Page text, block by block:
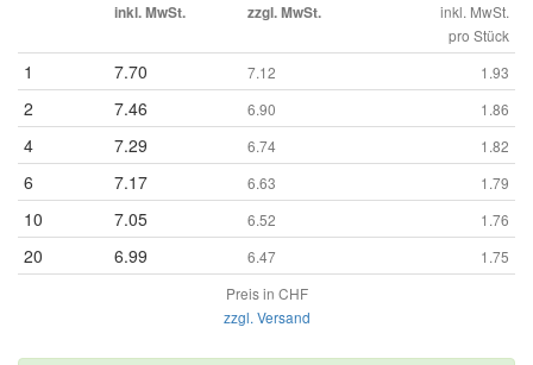
inkl. MwSt.
zzgl. MwSt.
inkl. MwSt.
pro Stück
1 7.70 7.12 1.93
2 7.46 6.90 1.86
4 7.29 6.74 1.82
6 7.17 6.63 1.79
10 7.05 6.52 1.76
20 6.99 6.47
1.75
Preis in CHF
zzgl. Versand